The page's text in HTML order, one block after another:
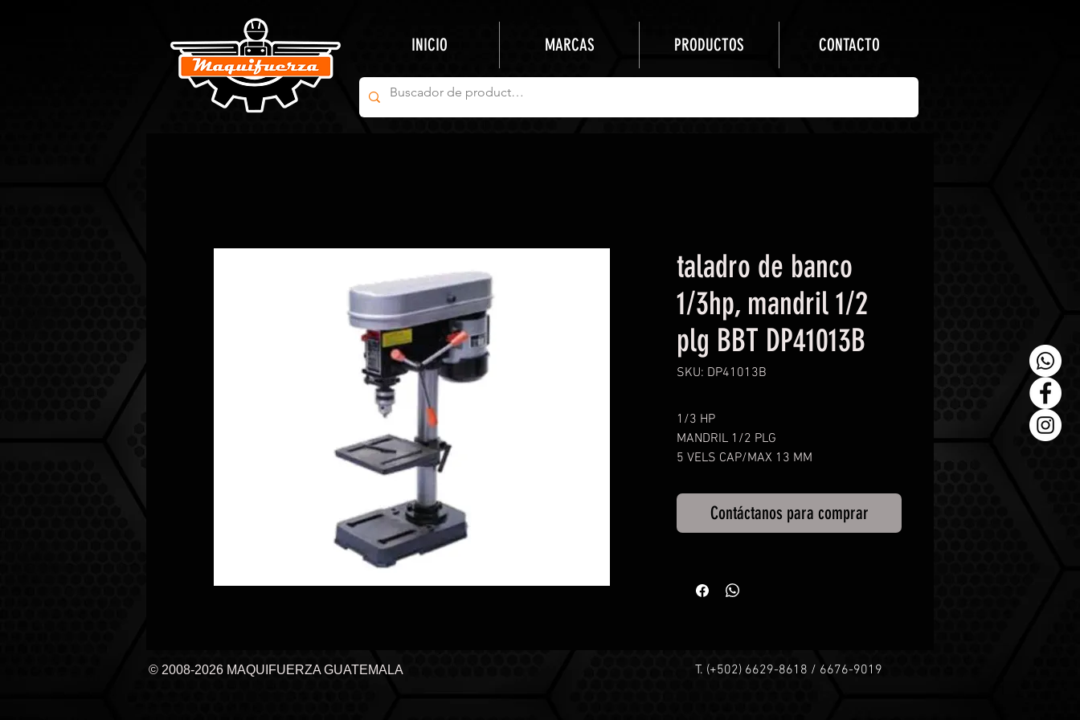
INICIO MARCAS PRODUCTOS CONTACTO
taladro de banco
1/3hp, mandril 1/2
plg BBT DP41013B
SKU: DP41013B
1/3 HP
MANDRIL 1/2 PLG
5 VELS CAP/MAX 13 MM
Contáctanos para comprar
© 2008-2026 MAQUIFUERZA GUATEMALA T. (+502) 6629-8618 / 6676-9019